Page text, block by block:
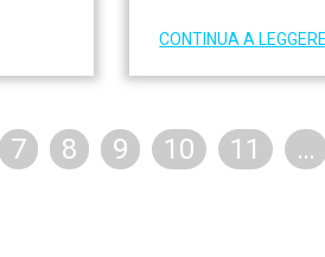
CONTINUA A LEGGERE
7 8 9 10 11 …